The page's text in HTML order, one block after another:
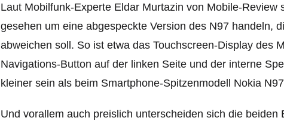
Laut Mobilfunk-Experte Eldar Murtazin von Mobile-Review
gesehen um eine abgespeckte Version des N97 handeln,
abweichen soll. So ist etwa das Touchscreen-Display des
Navigations-Button auf der linken Seite und der interne
kleiner sein als beim Smartphone-Spitzenmodell Nokia
Und vorallem auch preislich unterscheiden sich die beiden